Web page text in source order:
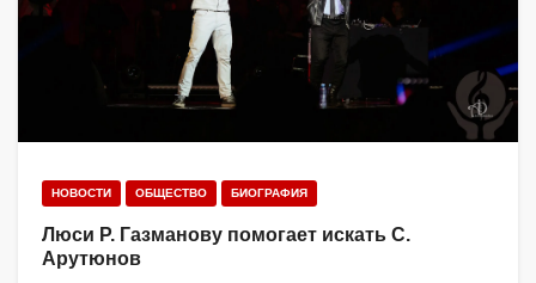
НОВОСТИ ОБЩЕСТВО БИОГРАФИЯ
Люси Р. Газманову помогает искать С.
Арутюнов